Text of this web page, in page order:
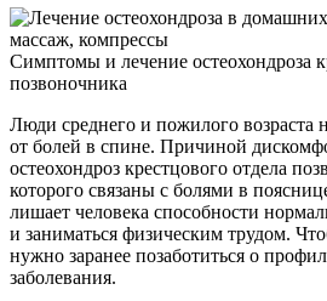
Симптомы и лечение остеохондроза
позвоночника
Люди среднего и пожилого возраста
от болей в спине. Причиной
остеохондроз крестцового отдела
которого связаны с болями в
лишает человека способности
и заниматься физическим трудом.
нужно заранее позаботиться о
заболевания.